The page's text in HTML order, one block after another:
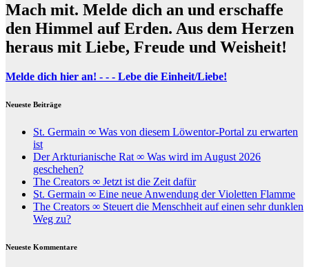
Mach mit. Melde dich an und erschaffe
den Himmel auf Erden. Aus dem Herzen
heraus mit Liebe, Freude und Weisheit!
Melde dich hier an! - - - Lebe die Einheit/Liebe!
Neueste Beiträge
St. Germain ∞ Was von diesem Löwentor-Portal zu erwarten
ist
Der Arkturianische Rat ∞ Was wird im August 2026
geschehen?
The Creators ∞ Jetzt ist die Zeit dafür
St. Germain ∞ Eine neue Anwendung der Violetten Flamme
The Creators ∞ Steuert die Menschheit auf einen sehr dunklen
Weg zu?
Neueste Kommentare